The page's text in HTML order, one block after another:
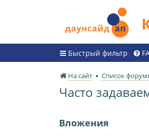
Быстрый фильтр
На сайт Список
Часто
Вложения